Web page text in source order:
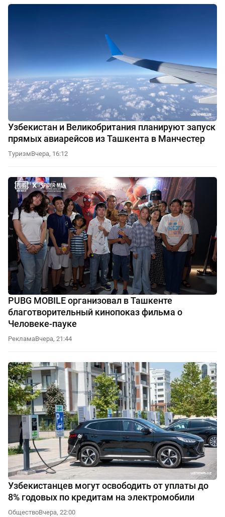
Узбекистан и Великобритания планируют запуск
прямых авиарейсов из Ташкента в Манчестер
ТуризмВчера, 16:12
PUBG MOBILE организовал в Ташкенте
благотворительный кинопоказ фильма о
Человеке-пауке
РекламаВчера, 21:44
Узбекистанцев могут освободить от уплаты до
8% годовых по кредитам на электромобили
ОбществоВчера, 22:00